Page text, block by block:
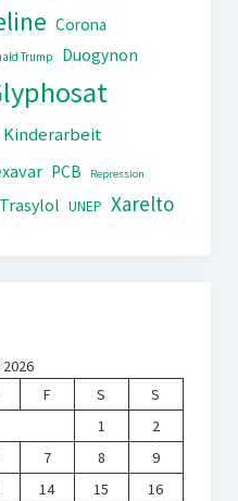
Corona
Trump
Duogynon
Kinderarbeit
PCB Repression
Trasylol UNEP Xarelto
F S
S
1
2
7 8
9
14 15
16